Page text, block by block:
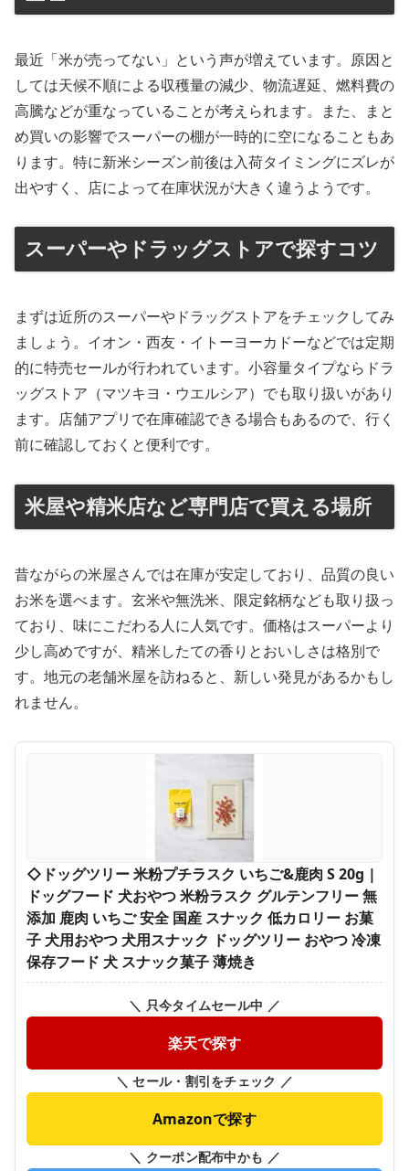
最近「米が売ってない」という声が増えています。原因と
しては天候不順による収穫量の減少、物流遅延、燃料費の
高騰などが重なっていることが考えられます。また、まと
め買いの影響でスーパーの棚が一時的に空になることもあ
ります。特に新米シーズン前後は入荷タイミングにズレが
出やすく、店によって在庫状況が大きく違うようです。
スーパーやドラッグストアで探すコツ
まずは近所のスーパーやドラッグストアをチェックしてみ
ましょう。イオン・西友・イトーヨーカドーなどでは定期
的に特売セールが行われています。小容量タイプならドラ
ッグストア（マツキヨ・ウエルシア）でも取り扱いがあり
ます。店舗アプリで在庫確認できる場合もあるので、行く
前に確認しておくと便利です。
米屋や精米店など専門店で買える場所
昔ながらの米屋さんでは在庫が安定しており、品質の良い
お米を選べます。玄米や無洗米、限定銘柄なども取り扱っ
ており、味にこだわる人に人気です。価格はスーパーより
少し高めですが、精米したての香りとおいしさは格別で
す。地元の老舗米屋を訪ねると、新しい発見があるかもし
れません。
◇ドッグツリー 米粉プチラスク いちご&鹿肉 S 20g |
ドッグフード 犬おやつ 米粉ラスク グルテンフリー 無
添加 鹿肉 いちご 安全 国産 スナック 低カロリー お菓
子 犬用おやつ 犬用スナック ドッグツリー おやつ 冷凍
保存フード 犬 スナック菓子 薄焼き
＼ 只今タイムセール中 ／
楽天で探す
＼ セール・割引をチェック ／
Amazonで探す
＼ クーポン配布中かも ／